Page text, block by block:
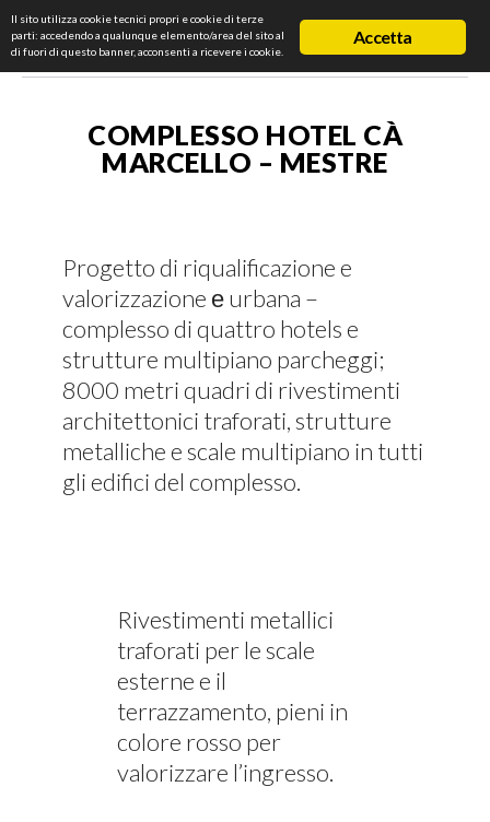
COMPLESSO HOTEL CÀ
MARCELLO – MESTRE
Progetto di riqualificazione e
valorizzazione е urbana –
complesso di quattro hotels e
strutture multipiano parcheggi;
8000 metri quadri di rivestimenti
architettonici traforati, strutture
metalliche e scale multipiano in tutti
gli edifici del complesso.
Rivestimenti metallici
traforati per le scale
esterne e il
terrazzamento, pieni in
colore rosso per
valorizzare l’ingresso.
Accetta
Il sito utilizza cookie tecnici propri e cookie di terze
parti: accedendo a qualunque elemento/area del sito al
di fuori di questo banner, acconsenti a ricevere i cookie.